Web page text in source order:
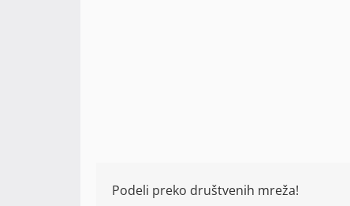
Podeli preko društvenih mreža!